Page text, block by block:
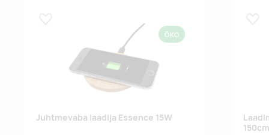
ÖKO
Juhtmevaba laadija Essence 15W
150cm